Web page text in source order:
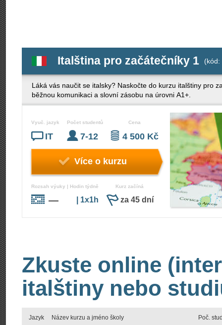
Italština pro začátečníky 1 (kód:
Láká vás naučit se italsky? Naskočte do kurzu italštiny pro
běžnou komunikaci a slovní zásobu na úrovni A1+.
Vyuč. jazyk
IT
Počet studentů
7-12
Cena
4 500 Kč
Více o kurzu
Rozsah výuky | Hodin týdně
— | 1x1h
Kurz začíná
za 45 dní
Zkuste online
italštiny nebo
Jazyk Název kurzu a jméno školy Poč.